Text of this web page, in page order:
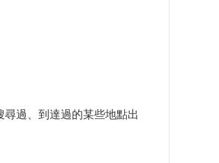
過、到達過的某些地點出